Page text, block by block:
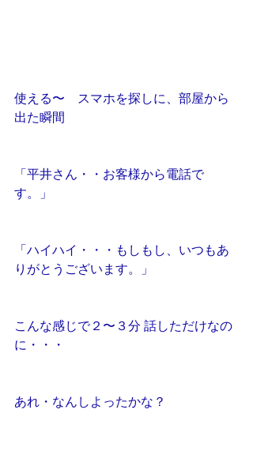
使える〜　スマホを探しに、部屋から
出た瞬間
「平井さん・・お客様から電話で
す。」
「ハイハイ・・・もしもし、いつもあ
りがとうございます。」
こんな感じで２〜３分 話しただけなの
に・・・
あれ・なんしよったかな？